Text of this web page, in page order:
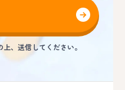
、送信してください。